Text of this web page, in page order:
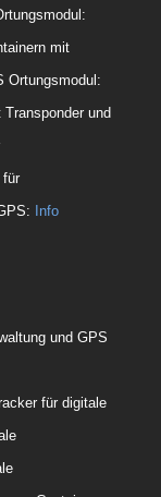
mit
Ortungsmodul:
und
für
Info
und GPS
für digitale